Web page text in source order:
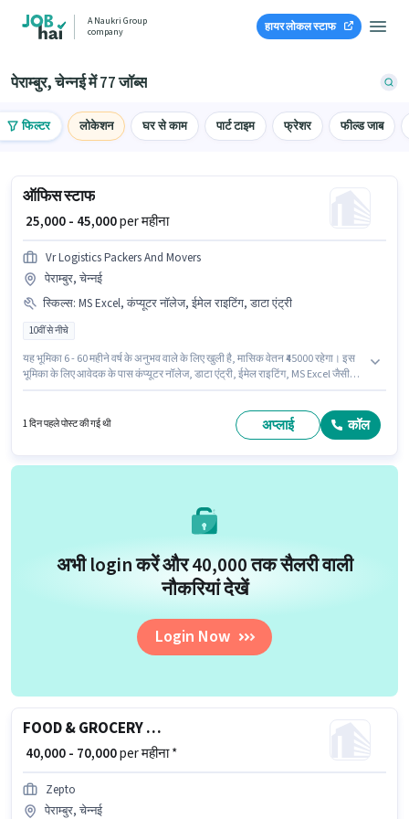
A Naukri Group
company
हायर लोकल स्टाफ
पेराम्बुर, चेन्नई में 77 जॉब्स
फिल्टर लोकेशन घर से काम पार्ट टाइम फ्रेशर फील्ड जाब
ऑफिस स्टाफ
₹ 25,000 - 45,000per महीना
Vr Logistics Packers And Movers
पेराम्बुर, चेन्नई
स्किल्स: MS Excel, कंप्यूटर नॉलेज, ईमेल राइटिंग, डाटा एंट्री
10वीं से नीचे
यह भूमिका 6 - 60 महीने वर्ष के अनुभव वाले के लिए खुली है, मासिक वेतन ₹45000 रहेगा। इस
भूमिका के लिए आवेदक के पास कंप्यूटर नॉलेज, डाटा एंट्री, ईमेल राइटिंग, MS Excel जैसी
चेन्नई में है। इस भूमिका में Fixed वेतन संरचना मिलती है।
1 दिन पहले पोस्ट की गई थी अप्लाई कॉल
अभी login करें और ₹40,000 तक सैलरी वाली
नौकरियां देखें
Login Now
FOOD & GROCERY DELIVERY BOY
₹ 40,000 - 70,000per महीना *
Zepto
पेराम्बुर, चेन्नई